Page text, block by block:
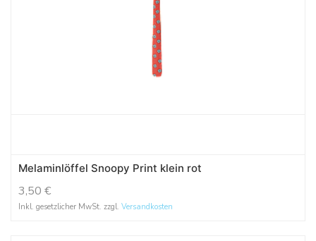
Melaminlöffel Snoopy Print klein rot
3,50 €
Inkl. gesetzlicher MwSt. zzgl. Versandkosten